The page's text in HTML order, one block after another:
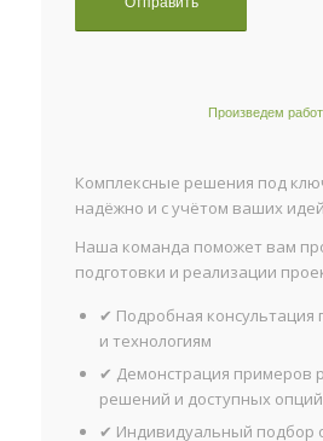
Произведем
Комплексные решения под
надёжно и с учётом ваших
Наша команда поможет вам
подготовки и реализации
✔ Подробная консультация
и технологиям
✔ Демонстрация примеров
решений и доступных опций
✔ Индивидуальный подбор